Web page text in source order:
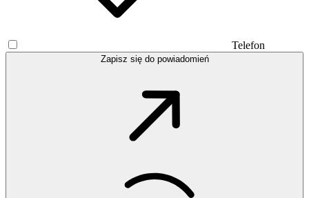
Telefon
Zapisz się do powiadomień